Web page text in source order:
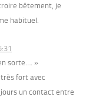
bêtement, je
habituel.
sorte…. »
fort avec
un contact entre